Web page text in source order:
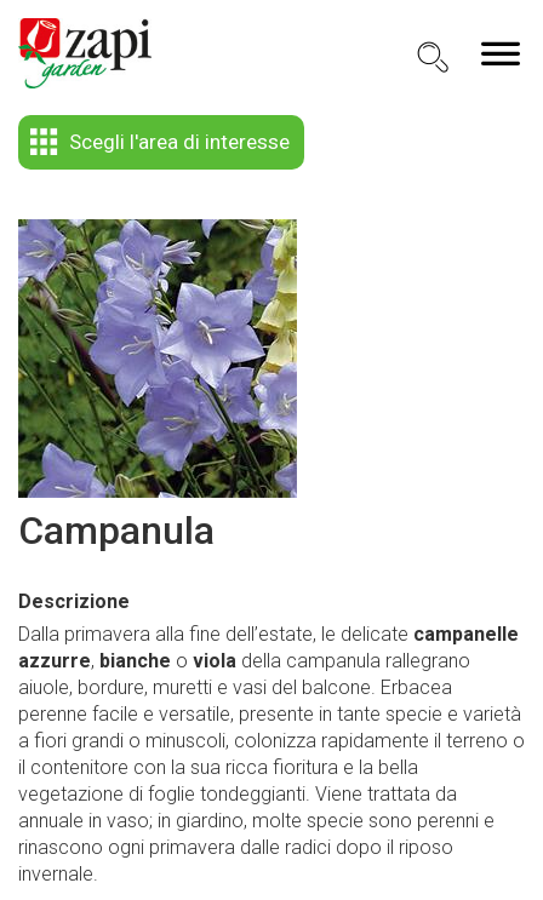
Scegli l'area di interesse
Campanula
Descrizione
Dalla primavera alla fine dell’estate, le delicate campanelle
azzurre, bianche o viola della campanula rallegrano
aiuole, bordure, muretti e vasi del balcone. Erbacea
perenne facile e versatile, presente in tante specie e varietà
a fiori grandi o minuscoli, colonizza rapidamente il terreno o
il contenitore con la sua ricca fioritura e la bella
vegetazione di foglie tondeggianti. Viene trattata da
annuale in vaso; in giardino, molte specie sono perenni e
rinascono ogni primavera dalle radici dopo il riposo
invernale.